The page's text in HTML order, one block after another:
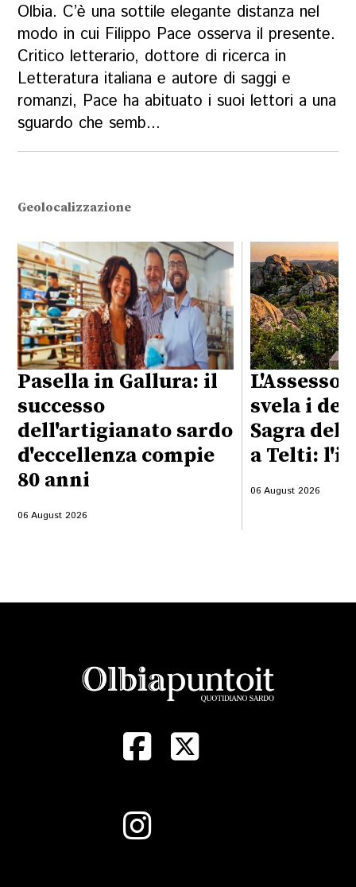
Olbia. C’è una sottile elegante distanza nel
modo in cui Filippo Pace osserva il presente.
Critico letterario, dottore di ricerca in
Letteratura italiana e autore di saggi e
romanzi, Pace ha abituato i suoi lettori a una
sguardo che semb...
Geolocalizzazione
Pasella in Gallura: il
successo
dell'artigianato sardo
d'eccellenza compie
80 anni
06 August 2026
svela i
Sagra del
a Telti:
06 August 2026